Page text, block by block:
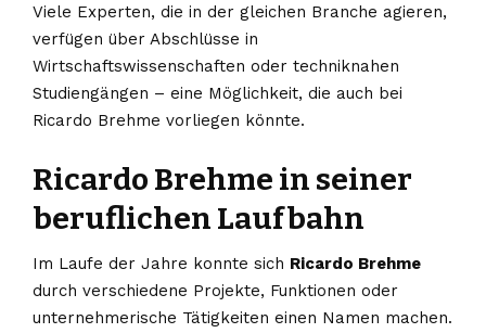
Viele Experten, die in der gleichen Branche agieren,
verfügen über Abschlüsse in
Wirtschaftswissenschaften oder techniknahen
Studiengängen – eine Möglichkeit, die auch bei
Ricardo Brehme vorliegen könnte.
Ricardo Brehme in seiner
beruflichen Laufbahn
Im Laufe der Jahre konnte sich Ricardo Brehme
durch verschiedene Projekte, Funktionen oder
unternehmerische Tätigkeiten einen Namen machen.